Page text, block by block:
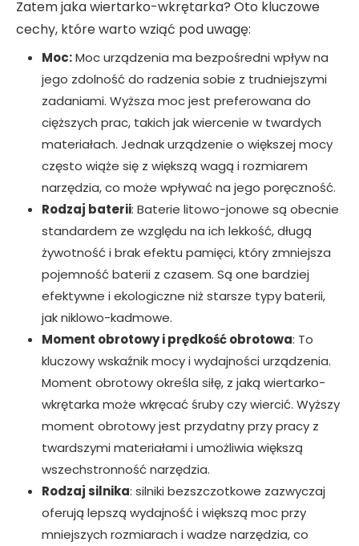
Zatem jaka wiertarko-wkrętarka? Oto kluczowe
cechy, które warto wziąć pod uwagę:
Moc:Moc urządzenia ma bezpośredni wpływ na
jego zdolność do radzenia sobie z trudniejszymi
zadaniami. Wyższa moc jest preferowana do
cięższych prac, takich jak wiercenie w twardych
materiałach. Jednak urządzenie o większej mocy
często wiąże się z większą wagą i rozmiarem
narzędzia, co może wpływać na jego poręczność.
Rodzaj baterii: Baterie litowo-jonowe są obecnie
standardem ze względu na ich lekkość, długą
żywotność i brak efektu pamięci, który zmniejsza
pojemność baterii z czasem. Są one bardziej
efektywne i ekologiczne niż starsze typy baterii,
jak niklowo-kadmowe.
Moment obrotowy i prędkość obrotowa: To
kluczowy wskaźnik mocy i wydajności urządzenia.
Moment obrotowy określa siłę, z jaką wiertarko-
wkrętarka może wkręcać śruby czy wiercić. Wyższy
moment obrotowy jest przydatny przy pracy z
twardszymi materiałami i umożliwia większą
wszechstronność narzędzia.
Rodzaj silnika: silniki bezszczotkowe zazwyczaj
oferują lepszą wydajność i większą moc przy
mniejszych rozmiarach i wadze narzędzia, co